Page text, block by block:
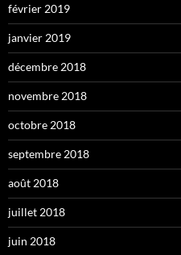
février 2019
janvier 2019
décembre 2018
novembre 2018
octobre 2018
septembre 2018
août 2018
juillet 2018
juin 2018